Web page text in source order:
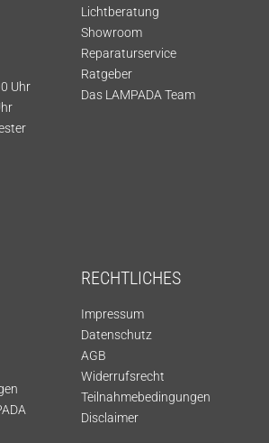
Uhr
Lichtberatung
Showroom
Reparaturservice
Ratgeber
Das LAMPADA Team
RECHTLICHES
Impressum
Datenschutz
AGB
Widerrufsrecht
Teilnahmebedingungen
Disclaimer